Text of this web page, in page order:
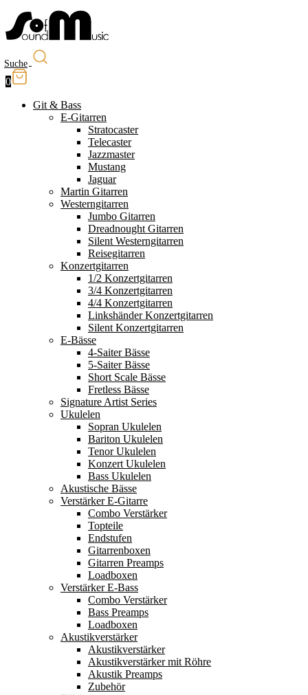
Suche
0
Git & Bass
E-Gitarren
Stratocaster
Telecaster
Jazzmaster
Mustang
Jaguar
Martin Gitarren
Westerngitarren
Jumbo Gitarren
Dreadnought Gitarren
Silent Westerngitarren
Reisegitarren
Konzertgitarren
1/2 Konzertgitarren
3/4 Konzertgitarren
4/4 Konzertgitarren
Linkshänder Konzertgitarren
Silent Konzertgitarren
E-Bässe
4-Saiter Bässe
5-Saiter Bässe
Short Scale Bässe
Fretless Bässe
Signature Artist Series
Ukulelen
Sopran Ukulelen
Bariton Ukulelen
Tenor Ukulelen
Konzert Ukulelen
Bass Ukulelen
Akustische Bässe
Verstärker E-Gitarre
Combo Verstärker
Topteile
Endstufen
Gitarrenboxen
Gitarren Preamps
Loadboxen
Verstärker E-Bass
Combo Verstärker
Bass Preamps
Loadboxen
Akustikverstärker
Akustikverstärker
Akustikverstärker mit Röhre
Akustik Preamps
Zubehör